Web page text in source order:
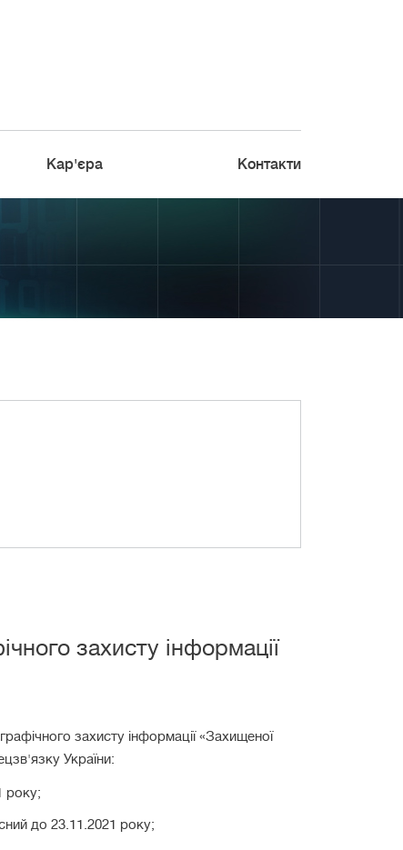
Кар'єра Контакти
захисту інформації
захисту інформації «Захищеної
України:
року;
до 23.11.2021 року;